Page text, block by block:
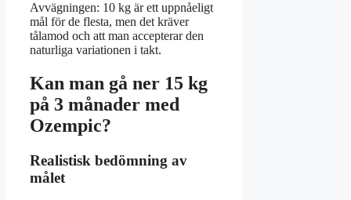
Avvägningen: 10 kg är ett uppnåeligt
mål för de flesta, men det kräver
tålamod och att man accepterar den
naturliga variationen i takt.
Kan man gå ner 15 kg
på 3 månader med
Ozempic?
Realistisk bedömning av
målet